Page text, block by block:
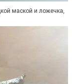
маской и ложечка,